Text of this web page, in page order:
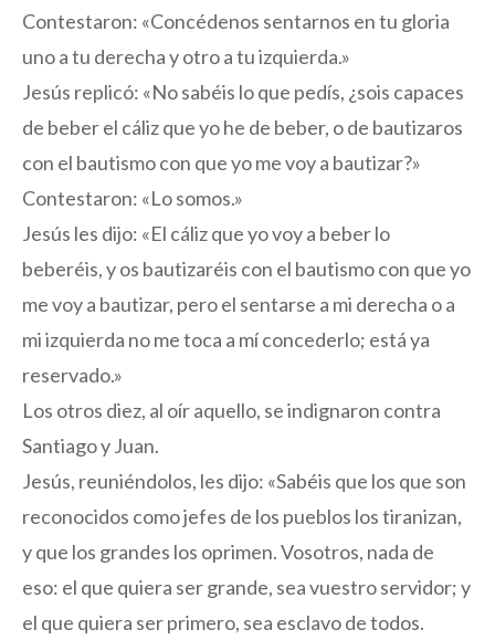
Contestaron: «Concédenos sentarnos en tu gloria
uno a tu derecha y otro a tu izquierda.»
Jesús replicó: «No sabéis lo que pedís, ¿sois capaces
de beber el cáliz que yo he de beber, o de bautizaros
con el bautismo con que yo me voy a bautizar?»
Contestaron: «Lo somos.»
Jesús les dijo: «El cáliz que yo voy a beber lo
beberéis, y os bautizaréis con el bautismo con que yo
me voy a bautizar, pero el sentarse a mi derecha o a
mi izquierda no me toca a mí concederlo; está ya
reservado.»
Los otros diez, al oír aquello, se indignaron contra
Santiago y Juan.
Jesús, reuniéndolos, les dijo: «Sabéis que los que son
reconocidos como jefes de los pueblos los tiranizan,
y que los grandes los oprimen. Vosotros, nada de
eso: el que quiera ser grande, sea vuestro servidor; y
el que quiera ser primero, sea esclavo de todos.